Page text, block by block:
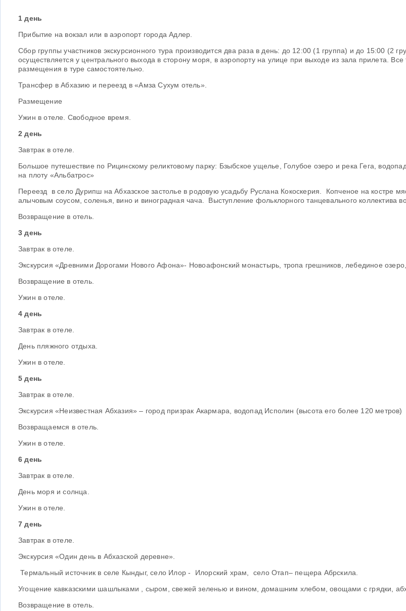
1 день
Прибытие на вокзал или в аэропорт города Адлер.
Сбор группы участников экскурсионного тура производится два раза в день: до 12:00 (1 группа) и до 15:00 (2
осуществляется у центрального выхода в сторону моря, в аэропорту на улице при выходе из зала прилета.
размещения в туре самостоятельно.
Трансфер в Абхазию и переезд в «Амза Сухум отель».
Размещение
Ужин в отеле. Свободное время.
2 день
Завтрак в отеле.
Большое путешествие по Рицинскому реликтовому парку: Бзыбское ущелье, Голубое озеро и река Гега,
на плоту «Альбатрос»
Переезд в село Дурипш на Абхазское застолье в родовую усадьбу Руслана Кокоскерия. Копченое на
алычовым соусом, соленья, вино и виноградная чача. Выступление фольклорного танцевального коллектива
Возвращение в отель.
3 день
Завтрак в отеле.
Экскурсия «Древними Дорогами Нового Афона»- Новоафонский монастырь, тропа грешников, лебединое
Возвращение в отель.
Ужин в отеле.
4 день
Завтрак в отеле.
День пляжного отдыха.
Ужин в отеле.
5 день
Завтрак в отеле.
Экскурсия «Неизвестная Абхазия» – город призрак Акармара, водопад Исполин (высота его более 120 метров)
Возвращаемся в отель.
Ужин в отеле.
6 день
Завтрак в отеле.
День моря и солнца.
Ужин в отеле.
7 день
Завтрак в отеле.
Экскурсия «Один день в Абхазской деревне».
Термальный источник в селе Кындыг, село Илор - Илорский храм, село Отап– пещера Абрскила.
Угощение кавказскими шашлыками , сыром, свежей зеленью и вином, домашним хлебом, овощами с грядки,
Возвращение в отель.